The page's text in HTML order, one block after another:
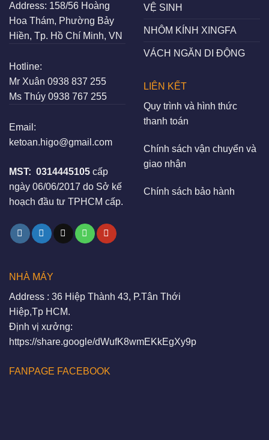
Address: 158/56 Hoàng
Hoa Thám, Phường Bảy
Hiền, Tp. Hồ Chí Minh, VN
Hotline:
Mr Xuân 0938 837 255
Ms Thúy 0938 767 255
Email:
ketoan.higo@gmail.com
MST: 0314445105 cấp
ngày 06/06/2017 do Sở kế
hoạch đầu tư TPHCM cấp.
VỆ SINH
NHÔM KÍNH XINGFA
VÁCH NGĂN DI ĐỘNG
LIÊN KẾT
Quy trình và hình thức
thanh toán
Chính sách vận chuyển và
giao nhận
Chính sách bảo hành
NHÀ MÁY
Address : 36 Hiệp Thành 43, P.Tân Thới
Hiệp,Tp HCM.
Định vị xưởng:
https://share.google/dWufK8wmEKkEgXy9p
FANPAGE FACEBOOK